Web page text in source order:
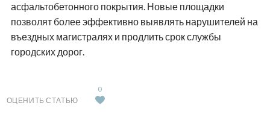
асфальтобетонного покрытия. Новые площадки
позволят более эффективно выявлять нарушителей на
въездных магистралях и продлить срок службы
городских дорог.
ОЦЕНИТЬ СТАТЬЮ
0